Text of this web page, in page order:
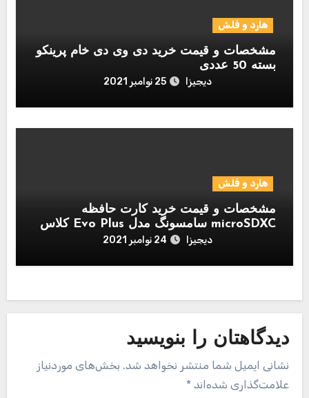
هارد و فلش
مشخصات و قیمت خرید دی وی دی خام پرینکو
بسته 50 عددی
دیجیزا 25 نوامبر 2021
هارد و فلش
مشخصات و قیمت خرید کارت حافظه
microSDXC سامسونگ مدل Evo Plus کلاس
دیجیزا 24 نوامبر 2021
دیدگاهتان را بنویسید
نشانی ایمیل شما منتشر نخواهد شد. بخش‌های موردنیاز
علامت‌گذاری شده‌اند *